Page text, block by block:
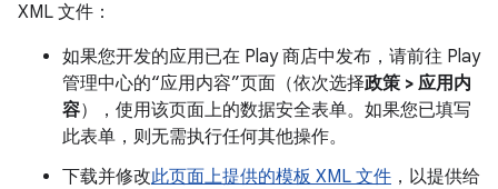
XML 文件：
如果您开发的应用已在 Play 商店中发布，请前往 Play
管理中心的“应用内容”页面（依次选择政策 > 应用内
容），使用该页面上的数据安全表单。如果您已填写
此表单，则无需执行任何其他操作。
下载并修改此页面上提供的模板 XML 文件 ，以提供给